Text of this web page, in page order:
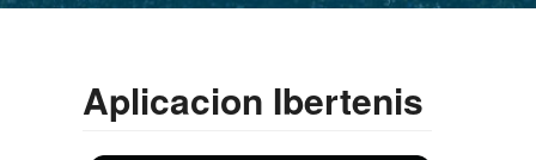
Aplicacion Ibertenis